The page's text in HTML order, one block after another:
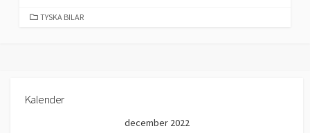
CATEGORIES
TYSKA BILAR
Kalender
december 2022